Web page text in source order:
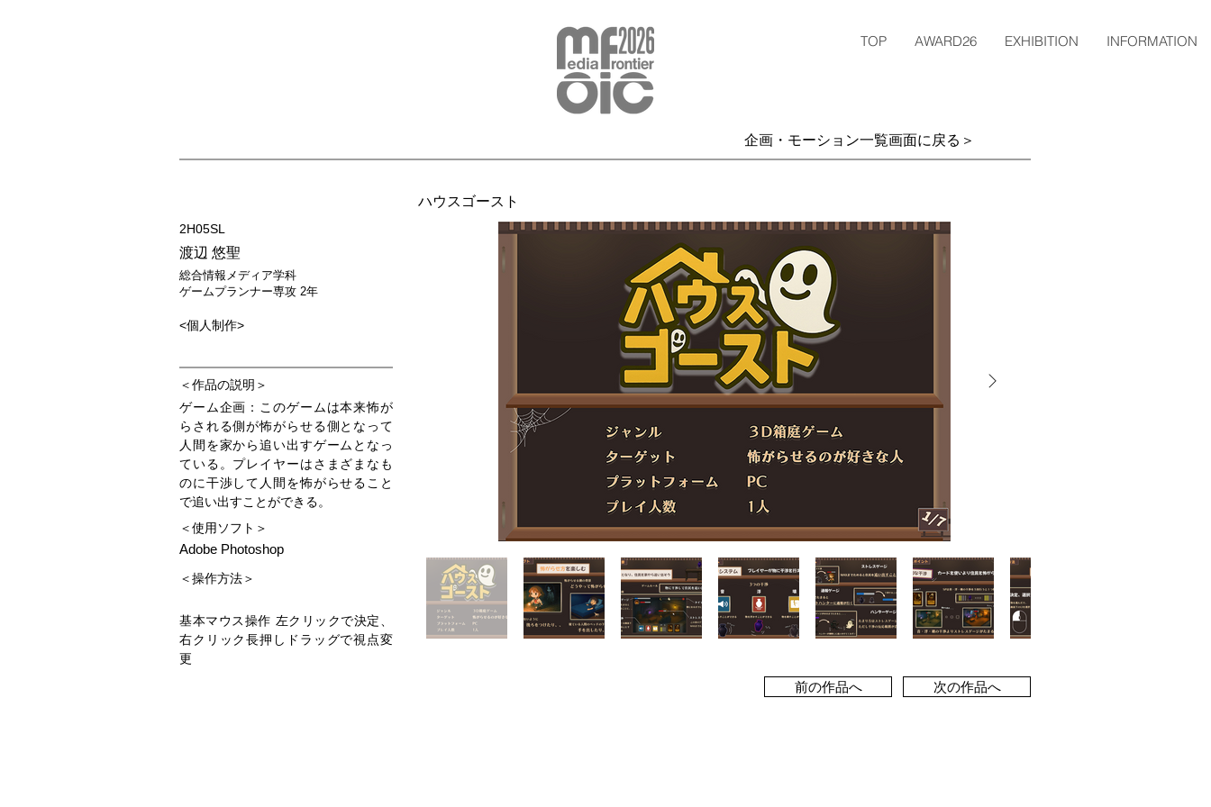
TOP AWARD26 EXHIBITION INFORMATION
企画・モーション一覧画面に戻る＞
2H05SL
渡辺 悠聖
​総合情報メディア学科
ゲームプランナー専攻 2年
<個人制作>
＜作品の説明＞
ゲーム企画：このゲームは本来怖が
らされる側が怖がらせる側となって
人間を家から追い出すゲームとなっ
ている。プレイヤーはさまざまなも
のに干渉して人間を怖がらせること
で追い出すことができる。​
＜使用ソフト＞
Adobe Photoshop​
＜操作方法＞
基本マウス操作 左クリックで決定、
右クリック長押しドラッグで視点変
更
ハウスゴースト
前の作品へ 次の作品へ